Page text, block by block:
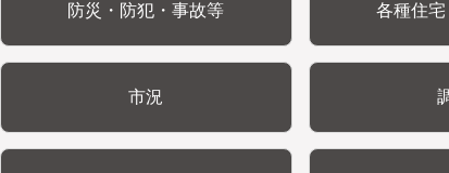
防災・防犯・事故等 各種住
市況